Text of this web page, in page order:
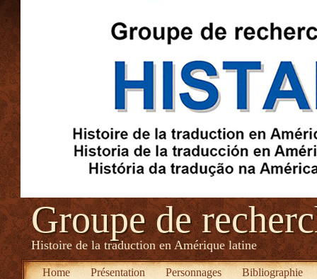
Groupe de
Histoire de la traduction en Amérique latine
Home Présentation Personnages Bibliographie